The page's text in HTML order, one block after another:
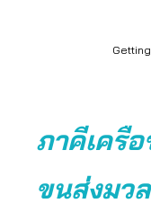
ภาคีเครื
ขนส่งมว